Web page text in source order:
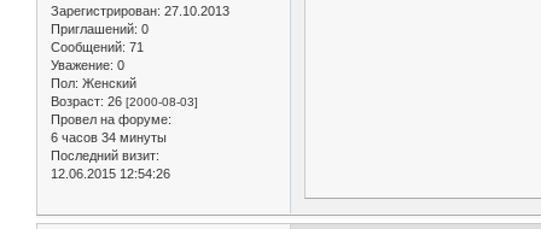
Зарегистрирован: 27.10.2013
Приглашений: 0
Сообщений: 71
Уважение: 0
Пол: Женский
Возраст: 26 [2000-08-03]
Провел на форуме:
6 часов 34 минуты
Последний визит:
12.06.2015 12:54:26